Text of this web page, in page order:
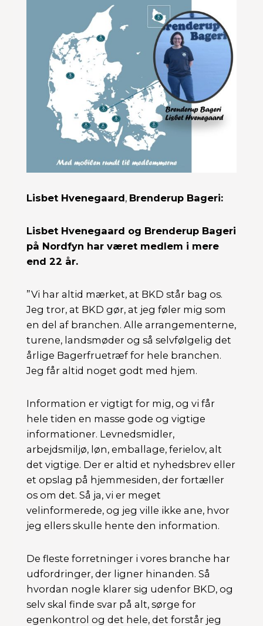
Lisbet Hvenegaard, Brenderup Bageri:
Lisbet Hvenegaard og Brenderup Bageri
på Nordfyn har været medlem i mere
end 22 år.
”Vi har altid mærket, at BKD står bag os.
Jeg tror, at BKD gør, at jeg føler mig som
en del af branchen. Alle arrangementerne,
turene, landsmøder og så selvfølgelig det
årlige Bagerfruetræf for hele branchen.
Jeg får altid noget godt med hjem.
Information er vigtigt for mig, og vi får
hele tiden en masse gode og vigtige
informationer. Levnedsmidler,
arbejdsmiljø, løn, emballage, ferielov, alt
det vigtige. Der er altid et nyhedsbrev eller
et opslag på hjemmesiden, der fortæller
os om det. Så ja, vi er meget
velinformerede, og jeg ville ikke ane, hvor
jeg ellers skulle hente den information.
De fleste forretninger i vores branche har
udfordringer, der ligner hinanden. Så
hvordan nogle klarer sig udenfor BKD, og
selv skal finde svar på alt, sørge for
egenkontrol og det hele, det forstår jeg